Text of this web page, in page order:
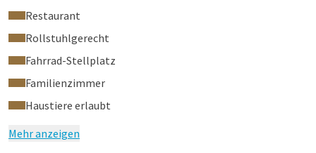
Restaurant
Rollstuhlgerecht
Fahrrad-Stellplatz
Familienzimmer
Haustiere erlaubt
Mehr anzeigen